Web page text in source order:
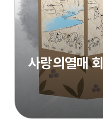
사랑의열매